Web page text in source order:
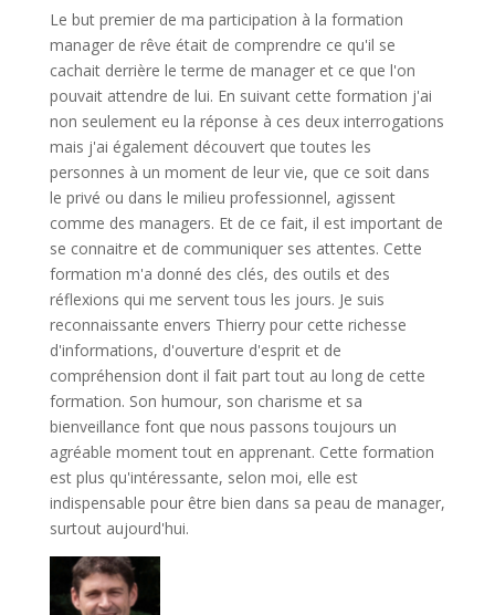
Le but premier de ma participation à la formation
manager de rêve était de comprendre ce qu'il se
cachait derrière le terme de manager et ce que l'on
pouvait attendre de lui. En suivant cette formation j'ai
non seulement eu la réponse à ces deux interrogations
mais j'ai également découvert que toutes les
personnes à un moment de leur vie, que ce soit dans
le privé ou dans le milieu professionnel, agissent
comme des managers. Et de ce fait, il est important de
se connaitre et de communiquer ses attentes. Cette
formation m'a donné des clés, des outils et des
réflexions qui me servent tous les jours. Je suis
reconnaissante envers Thierry pour cette richesse
d'informations, d'ouverture d'esprit et de
compréhension dont il fait part tout au long de cette
formation. Son humour, son charisme et sa
bienveillance font que nous passons toujours un
agréable moment tout en apprenant. Cette formation
est plus qu'intéressante, selon moi, elle est
indispensable pour être bien dans sa peau de manager,
surtout aujourd'hui.